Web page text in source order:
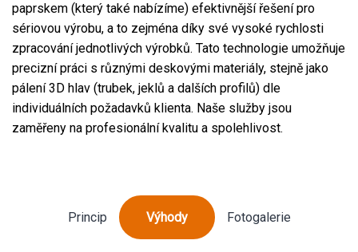
paprskem (který také nabízíme) efektivnější řešení pro
sériovou výrobu, a to zejména díky své vysoké rychlosti
zpracování jednotlivých výrobků. Tato technologie umožňuje
precizní práci s různými deskovými materiály, stejně jako
pálení 3D hlav (trubek, jeklů a dalších profilů) dle
individuálních požadavků klienta. Naše služby jsou
zaměřeny na profesionální kvalitu a spolehlivost.
Princip Výhody Fotogalerie